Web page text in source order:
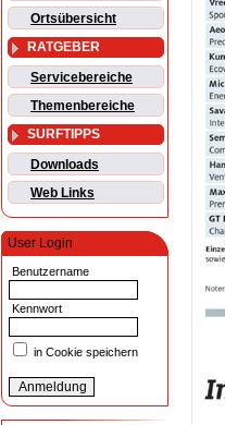
Ortsübersicht
RATGEBER
Servicebereiche
Themenbereiche
SURFTIPPS
Downloads
Web Links
User Login
Benutzername
Kennwort
in Cookie speichern